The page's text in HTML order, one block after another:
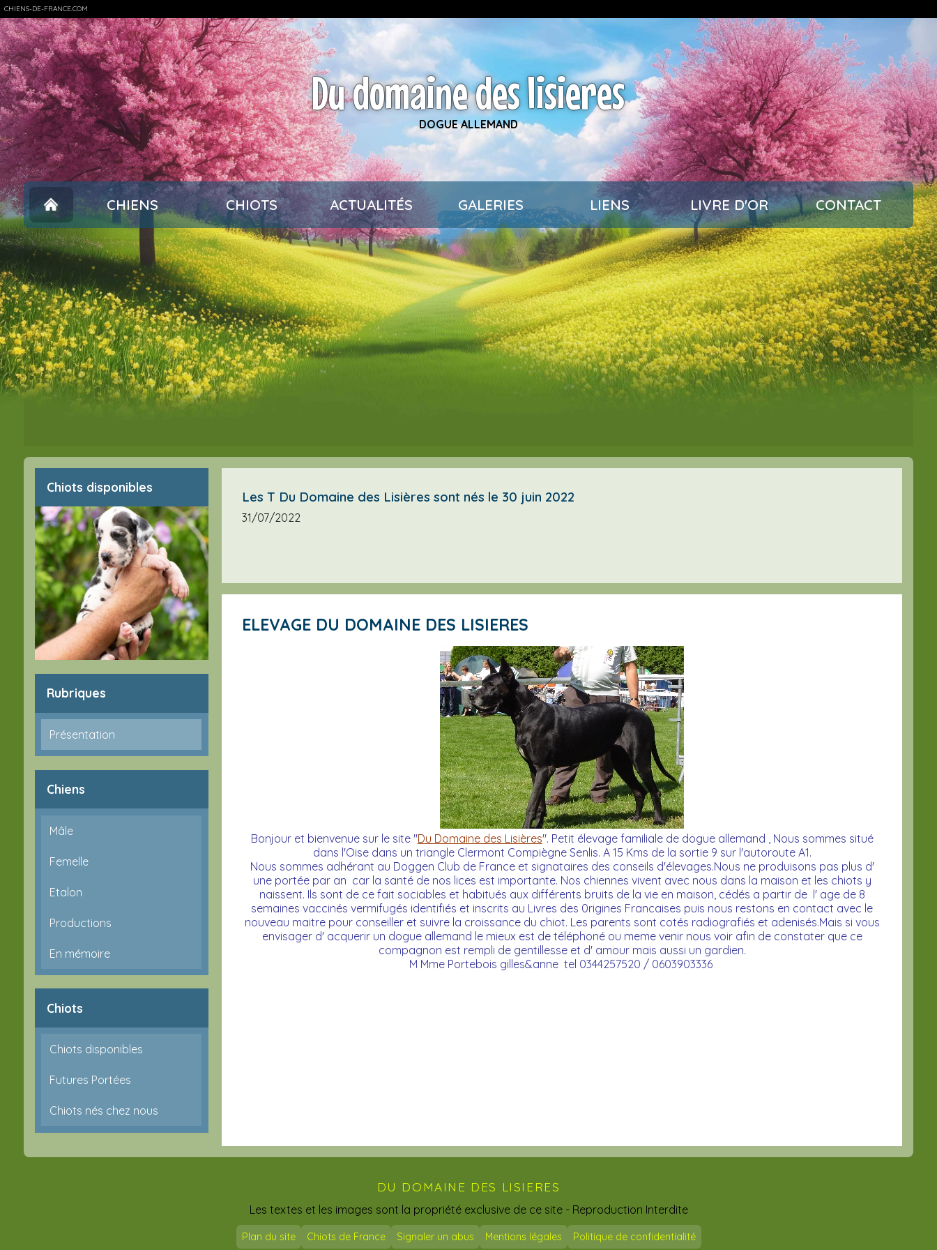
CHIENS-DE-FRANCE.COM
Du domaine des lisieres
DOGUE ALLEMAND
CHIENS CHIOTS ACTUALITÉS GALERIES LIENS LIVRE D'OR CONTACT
Chiots disponibles
Rubriques
Présentation
Chiens
Mâle
Femelle
Etalon
Productions
En mémoire
Chiots
Chiots disponibles
Futures Portées
Chiots nés chez nous
Les T Du Domaine des Lisières sont nés le 30 juin 2022
31/07/2022
ELEVAGE DU DOMAINE DES LISIERES
Bonjour et bienvenue sur le site "Du Domaine des Lisières". Petit élevage familiale de dogue allemand , Nous sommes situé
dans l'Oise dans un triangle Clermont Compiègne Senlis. A 15 Kms de la sortie 9 sur l'autoroute A1.
Nous sommes adhérant au Doggen Club de France et signataires des conseils d'élevages.Nous ne produisons pas plus d'
une portée par an car la santé de nos lices est importante. Nos chiennes vivent avec nous dans la maison et les chiots y
naissent. Ils sont de ce fait sociables et habitués aux différents bruits de la vie en maison, cédés a partir de l' age de 8
semaines vaccinés vermifugés identifiés et inscrits au Livres des 0rigines Francaises puis nous restons en contact avec le
nouveau maitre pour conseiller et suivre la croissance du chiot. Les parents sont cotés radiografiés et adenisés.Mais si vous
envisager d' acquerir un dogue allemand le mieux est de téléphoné ou meme venir nous voir afin de constater que ce
compagnon est rempli de gentillesse et d' amour mais aussi un gardien.
M Mme Portebois gilles&anne tel 0344257520 / 0603903336
DU DOMAINE DES LISIERES
Les textes et les images sont la propriété exclusive de ce site - Reproduction Interdite
Plan du site Chiots de France Signaler un abus Mentions légales Politique de confidentialité